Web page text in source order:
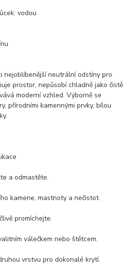
vodou
nejoblíbenější neutrální odstíny pro
prostor, nepůsobí chladně jako čistě
moderní vzhled. Výborně se
přírodními kamennými prvky, bílou
a odmastěte.
kamene, mastnoty a nečistot.
promíchejte.
válečkem nebo štětcem.
vrstvu pro dokonalé krytí.